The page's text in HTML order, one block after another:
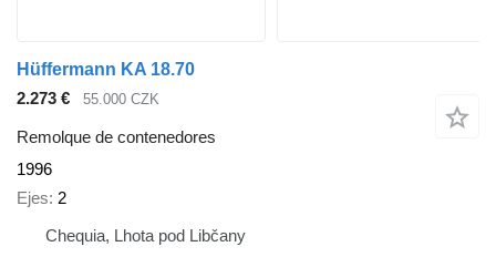
Hüffermann KA 18.70
2.273 €
55.000 CZK
Remolque de contenedores
1996
Ejes 2
Chequia, Lhota pod Libčany